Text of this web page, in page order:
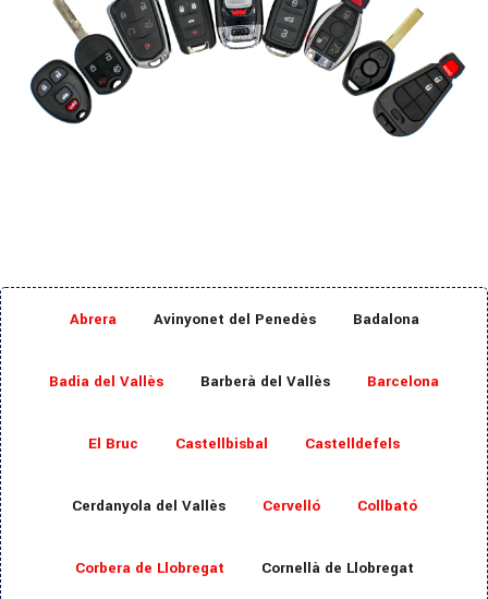
Abrera Avinyonet del Penedès Badalona
Badia del Vallès Barberà del Vallès Barcelona
El Bruc Castellbisbal Castelldefels
Cerdanyola del Vallès Cervelló Collbató
Corbera de Llobregat Cornellà de Llobregat